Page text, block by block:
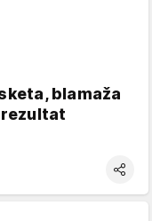
blamaža
rezultat